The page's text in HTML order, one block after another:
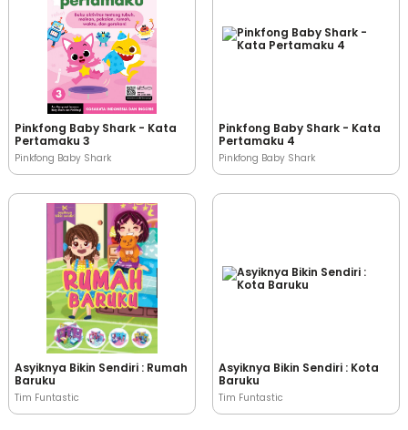
Pinkfong Baby Shark - Kata
Pertamaku 3
Pinkfong Baby Shark
Pinkfong Baby Shark - Kata
Pertamaku 4
Pinkfong Baby Shark
Asyiknya Bikin Sendiri : Rumah
Baruku
Tim Funtastic
Asyiknya Bikin Sendiri : Kota
Baruku
Tim Funtastic